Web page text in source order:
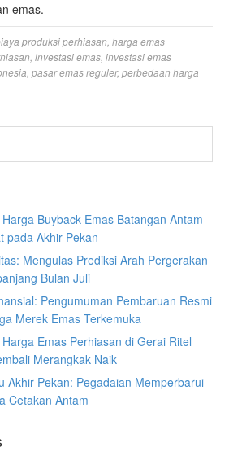
emas.
produksi perhiasan harga emas
investasi emas investasi emas
pasar emas reguler, perbedaan harga
Buyback Emas Batangan Antam
pada Akhir Pekan
Mengulas Prediksi Arah Pergerakan
Bulan Juli
Pengumuman Pembaruan Resmi
Merek Emas Terkemuka
Emas Perhiasan di Gerai Ritel
Merangkak Naik
Akhir Pekan: Pegadaian Memperbarui
Cetakan Antam